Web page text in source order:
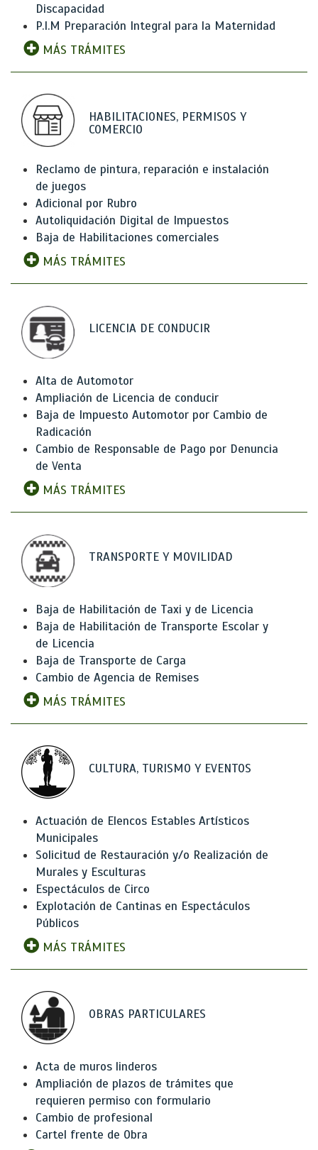
Discapacidad
P.I.M Preparación Integral para la Maternidad
MÁS TRÁMITES
HABILITACIONES, PERMISOS Y
COMERCIO
Reclamo de pintura, reparación e instalación
de juegos
Adicional por Rubro
Autoliquidación Digital de Impuestos
Baja de Habilitaciones comerciales
MÁS TRÁMITES
LICENCIA DE CONDUCIR
Alta de Automotor
Ampliación de Licencia de conducir
Baja de Impuesto Automotor por Cambio de
Radicación
Cambio de Responsable de Pago por Denuncia
de Venta
MÁS TRÁMITES
TRANSPORTE Y MOVILIDAD
Baja de Habilitación de Taxi y de Licencia
Baja de Habilitación de Transporte Escolar y
de Licencia
Baja de Transporte de Carga
Cambio de Agencia de Remises
MÁS TRÁMITES
CULTURA, TURISMO Y EVENTOS
Actuación de Elencos Estables Artísticos
Municipales
Solicitud de Restauración y/o Realización de
Murales y Esculturas
Espectáculos de Circo
Explotación de Cantinas en Espectáculos
Públicos
MÁS TRÁMITES
OBRAS PARTICULARES
Acta de muros linderos
Ampliación de plazos de trámites que
requieren permiso con formulario
Cambio de profesional
Cartel frente de Obra